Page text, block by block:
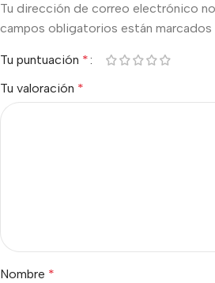
Tu dirección de correo electrónico
campos obligatorios están marcados
Tu puntuación *
Tu valoración *
Nombre *